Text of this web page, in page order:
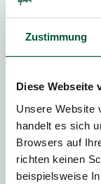
Zustimmung
Diese Webseite
Unsere Website
handelt es sich
Browsers auf
richten keinen
beispielsweise